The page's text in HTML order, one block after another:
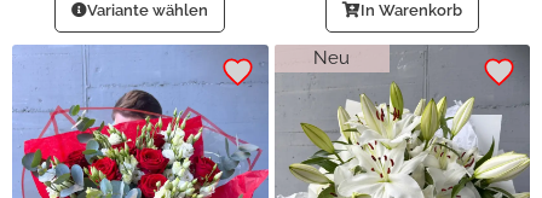
Variante wählen
In Warenkorb
Neu